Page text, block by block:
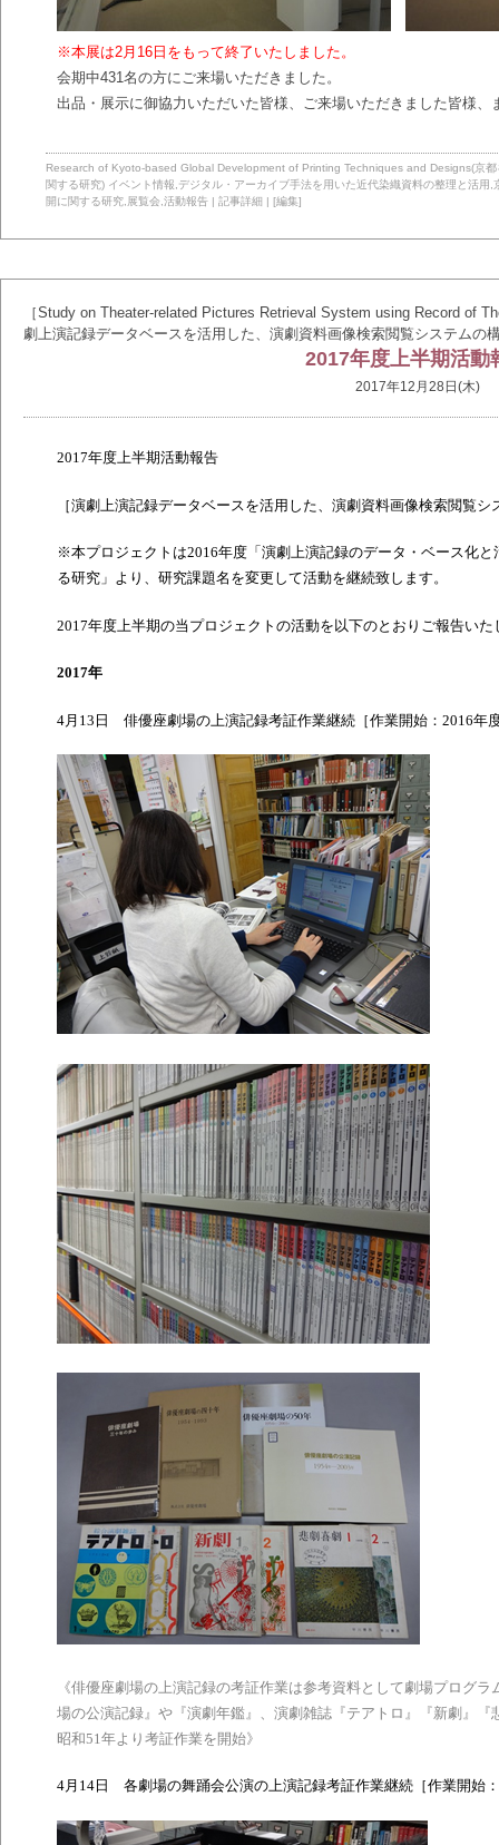
※本展は2月16日をもって終了いたしました。
会期中431名の方にご来場いただきました。
出品・展示に御協力いただいた皆様、ご来場いただきました皆様
Research of Kyoto-based Global Development of Printing Techniques and Designs(京
関する研究) イベント情報 デジタル・アーカイブ手法を用いた近代染織資料の整理と活用
開に関する研究 展覧会 活動報告 | 記事詳細 | [編集]
［Study on Theater-related Pictures Retrieval System using Record of
劇上演記録データベースを活用した、演劇資料画像検索閲覧システムの
2017年度上半期活動
2017年12月28日(木)
2017年度上半期活動報告
［演劇上演記録データベースを活用した、演劇資料画像検索閲覧
※本プロジェクトは2016年度「演劇上演記録のデータ・ベース化
る研究」より、研究課題名を変更して活動を継続致します。
2017年度上半期の当プロジェクトの活動を以下のとおりご報告いた
2017年
4 月 13 日 俳優座劇場の上演記録考証作業継続［作業開始： 2016年
《俳優座劇場の上演記録の考証作業は参考資料として劇場プログ
場の公演記録』や『演劇年鑑』、 演劇雑誌 『テアトロ』『新劇』
昭和51 年より考証作業を開始》
4月 14 日 各劇場の舞踊会公演の上演記録考証作業継続［作業開始：